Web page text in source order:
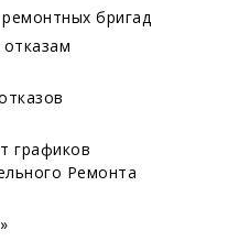
бригад
графиков
Ремонта